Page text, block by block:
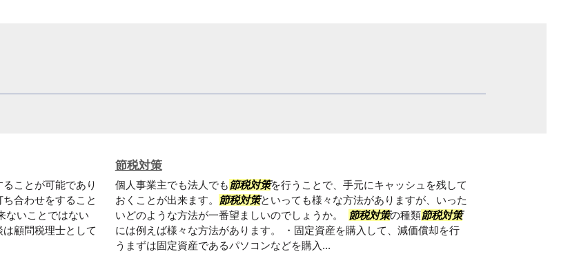
ことが可能であり
合わせをすること
ないことではない
顧問税理士として
節税対策
個人事業主でも法人でも 節税対策を行うことで、手元にキャッシュを残して
おくことが出来ます。
節税対策といっても様々な方法がありますが、いった
いどのような方法が一番望ましいのでしょうか。
節税対策の種類節税対策
には例えば様々な方法があります。 ・固定資産を購入して、減価償却を行
うまずは固定資産であるパソコンなどを購入...